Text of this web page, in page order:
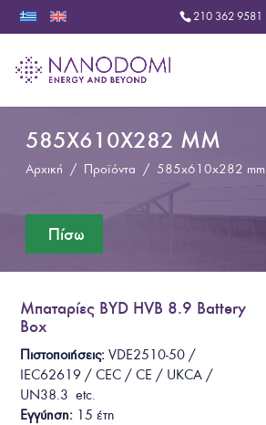
210 362 9581
585X610X282 MM
Αρχική / Προϊόντα / 585x610x282 mm
Μπαταρίες BYD HVB 8.9 Battery
Box
Πιστοποιήσεις:VDE2510-50 /
IEC62619 / CEC / CE / UKCA /
UN38.3etc.
Εγγύηση: 15 έτη